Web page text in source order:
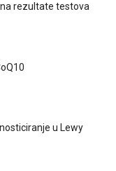
rezultate testova
u Lewy